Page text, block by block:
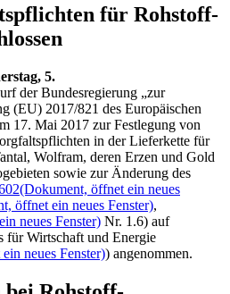
für Rohstoff-
5.
der Bundesregierung „zur
(EU) 2017/821 des Europäischen
17. Mai 2017 zur Festlegung von
in der Lieferkette für
Wolfram, deren Erzen und Gold
sowie zur Änderung des
(Dokument, öffnet ein neues
öffnet ein neues Fenster),
neues Fenster) Nr. 1.6) auf
für Wirtschaft und Energie
neues Fenster)) angenommen.